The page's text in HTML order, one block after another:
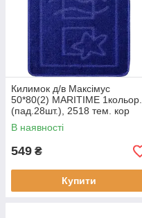
Килимок д/в Максімус
50*80(2) MARITIME 1кольор.
(пад.28шт.), 2518 тем. кор
В наявності
549 ₴
Купити